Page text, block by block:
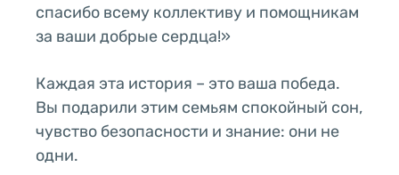
спасибо всему коллективу и помощникам
за ваши добрые сердца!»
Каждая эта история – это ваша победа.
Вы подарили этим семьям спокойный сон,
чувство безопасности и знание: они не
одни.